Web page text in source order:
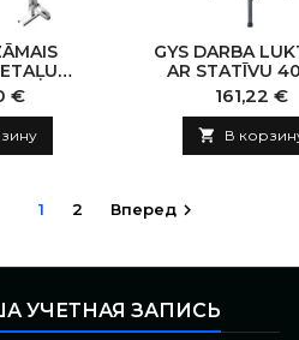
€
GYS DARBA
AR STATĪVU
Цена
161,22 €
 В
1 2 Вперед
УЧЕТНАЯ ЗАПИСЬ